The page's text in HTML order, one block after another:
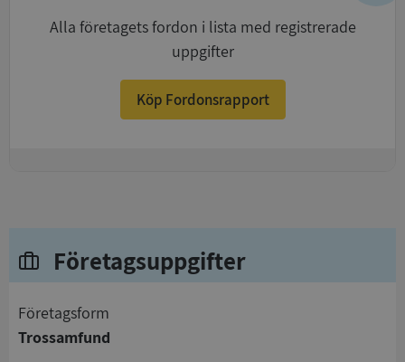
Alla företagets fordon i lista med registrerade
uppgifter
Köp Fordonsrapport
Företagsuppgifter
företagsform
Trossamfund